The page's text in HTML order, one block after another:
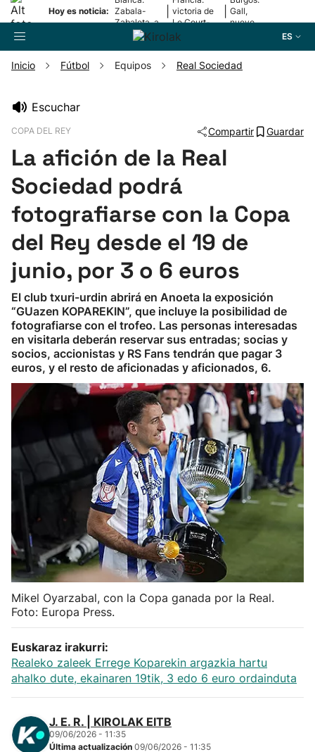
Hoy es noticia: Zabala-
Zabaleta, a
la final
victoria de
Le Court-
Pienaar
Gall,
nuevo
ES
Pelota
Remo
Ciclismo
Herri-kirolak
Balonmano
Kirolak 360
Atletismo
Carreras de montaña
Más deportes
"Helmuga"
Inicio Fútbol Equipos Real Sociedad
Escuchar
COPA DEL REY Compartir Guardar
La afición de la Real
Sociedad podrá
fotografiarse con la Copa
del Rey desde el 19 de
junio, por 3 o 6 euros
El club txuri-urdin abrirá en Anoeta la exposición
“GUazen KOPAREKIN”, que incluye la posibilidad de
fotografiarse con el trofeo. Las personas interesadas
en visitarla deberán reservar sus entradas; socias y
socios, accionistas y RS Fans tendrán que pagar 3
euros, y el resto de aficionadas y aficionados, 6.
Mikel Oyarzabal, con la Copa ganada por la Real.
Foto: Europa Press.
Euskaraz irakurri:
Realeko zaleek Errege Koparekin argazkia hartu
ahalko dute, ekainaren 19tik, 3 edo 6 euro ordainduta
J. E. R. | KIROLAK EITB
09/06/2026 - 11:35
Última actualización 09/06/2026 - 11:35